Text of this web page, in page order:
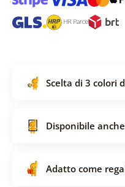
Scelta di 3 colori
Disponibile
Adatto come